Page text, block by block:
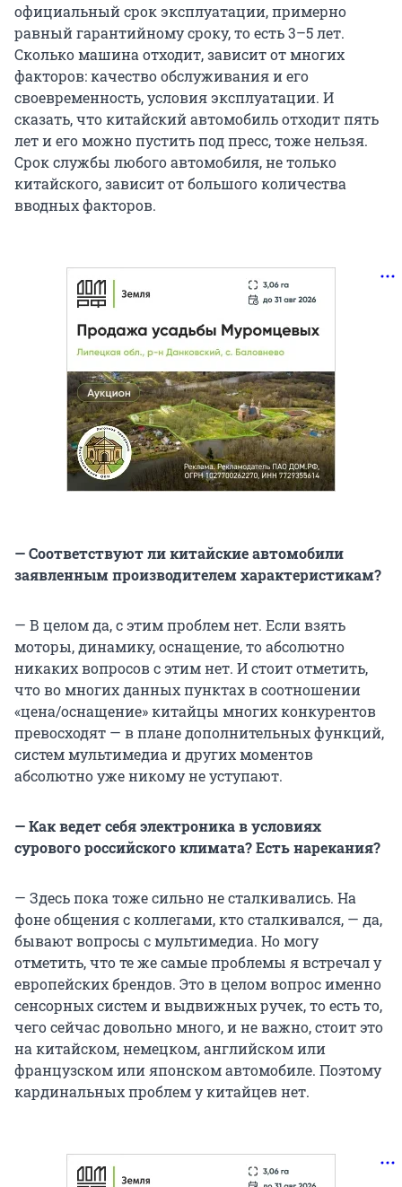
официальный срок эксплуатации, примерно
равный гарантийному сроку, то есть 3–5 лет.
Сколько машина отходит, зависит от многих
факторов: качество обслуживания и его
своевременность, условия эксплуатации. И
сказать, что китайский автомобиль отходит пять
лет и его можно пустить под пресс, тоже нельзя.
Срок службы любого автомобиля, не только
китайского, зависит от большого количества
вводных факторов.
— Соответствуют ли китайские автомобили
заявленным производителем характеристикам?
— В целом да, с этим проблем нет. Если взять
моторы, динамику, оснащение, то абсолютно
никаких вопросов с этим нет. И стоит отметить,
что во многих данных пунктах в соотношении
«цена/оснащение» китайцы многих конкурентов
превосходят — в плане дополнительных функций,
систем мультимедиа и других моментов
абсолютно уже никому не уступают.
— Как ведет себяэлектроника в условиях
сурового российского климата? Есть нарекания?
— Здесь пока тоже сильно не сталкивались. На
фоне общения с коллегами, кто сталкивался, — да,
бывают вопросы с мультимедиа. Но могу
отметить, что те же самые проблемы я встречал у
европейских брендов. Это в целом вопрос именно
сенсорных систем и выдвижных ручек, то есть то,
чего сейчас довольно много, и не важно, стоит это
на китайском, немецком, английском или
французском или японском автомобиле. Поэтому
кардинальных проблем у китайцев нет.